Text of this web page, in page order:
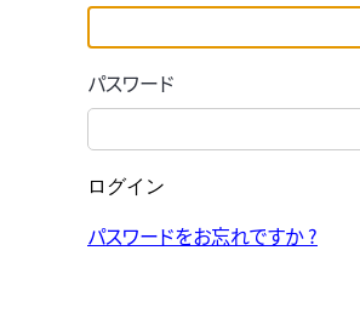
パスワード
ログイン
パスワードをお忘れですか ?